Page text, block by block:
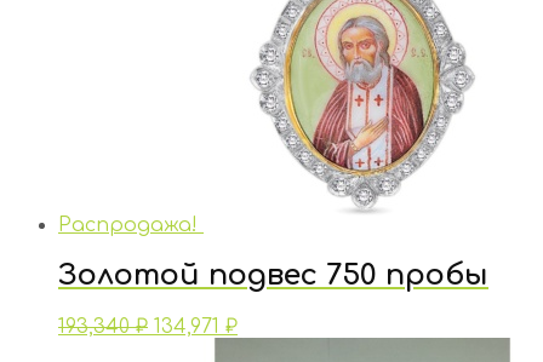
Распродажа!
Золотой подвес 750 пробы
193,340₽ 134,971 ₽